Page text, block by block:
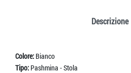
Descrizione
Colore: Bianco
Tipo: Pashmina - Stola